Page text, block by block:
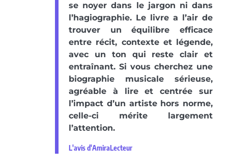
se noyer dans le jargon ni dans
l’hagiographie. Le livre a l’air de
trouver un équilibre efficace
entre récit, contexte et légende,
avec un ton qui reste clair et
entraînant. Si vous cherchez une
biographie musicale sérieuse,
agréable à lire et centrée sur
l’impact d’un artiste hors norme,
celle-ci mérite largement
l’attention.
L'avis d'AmiraLecteur